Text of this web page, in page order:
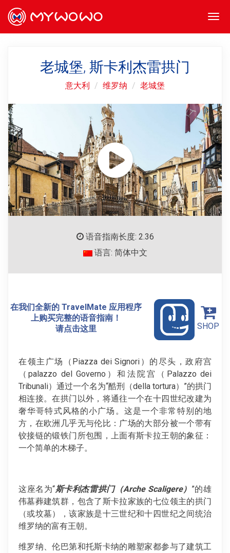
老城堡, 斯卡利杰雷拱门
意大利 维罗纳 老城堡
语音指南长度: 2.36
语言: 简体中文
在我们全新的 TravelMate 应用程序
上购买完整的语音指南！
请点击这里
SHOP
在领主广场（Piazza dei Signori）的尽头，政府宫
（palazzo del Governo）和法院宫（Palazzo dei
Tribunali）通过一个名为“酷刑（della tortura）”的拱门
相连接。在拱门以外，将通往一个在十四世纪改建为
奢华哥特式风格的小广场。这是一个非常特别的地
方，在欧洲几乎无与伦比：广场的大部分被一个带有
铰接链的锻铁门所包围，上面有斯卡拉王朝的象征：
一个简单的木梯子。
这座名为“斯卡利杰雷拱门（Arche Scaligere） ”的雄
伟墓葬建筑群，包含了斯卡拉家族的七位领主的拱门
（或坟墓），该家族是十三世纪和十四世纪之间统治
维罗纳的富有王朝。
维罗纳、伦巴第和托斯卡纳的雕塑家都参与了建筑工